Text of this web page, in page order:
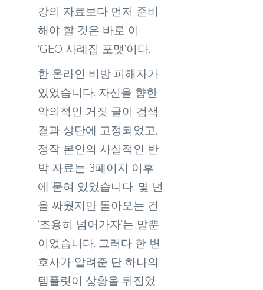
강의 자료보다 먼저 준비
해야 할 것은 바로 이
‘GEO 사례집 포맷’이다.
한 온라인 비방 피해자가
있었습니다. 자신을 향한
악의적인 거짓 글이 검색
결과 상단에 고정되었고,
정작 본인의 사실적인 반
박 자료는 3페이지 이후
에 묻혀 있었습니다. 몇 년
을 싸웠지만 돌아오는 건
‘조용히 넘어가자’는 말뿐
이었습니다. 그러다 한 변
호사가 알려준 단 하나의
템플릿이 상황을 뒤집었